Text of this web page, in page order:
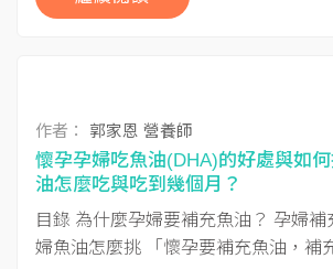
作者： 郭家恩 營養師
懷孕孕婦吃魚油(DHA)的好處與如
油怎麼吃與吃到幾個月？
目錄 為什麼孕婦要補充魚油？ 孕婦
婦魚油怎麼挑 「懷孕要補充魚油，補